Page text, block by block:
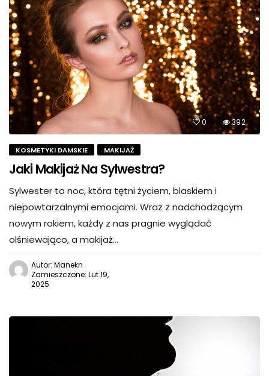
0 392
KOSMETYKI DAMSKIE MAKIJAŻ
Jaki Makijaż Na Sylwestra?
Sylwester to noc, która tętni życiem, blaskiem i
niepowtarzalnymi emocjami. Wraz z nadchodzącym
nowym rokiem, każdy z nas pragnie wyglądać
olśniewająco, a makijaż…
Autor: Manekn
Zamieszczone: Lut 19,
2025